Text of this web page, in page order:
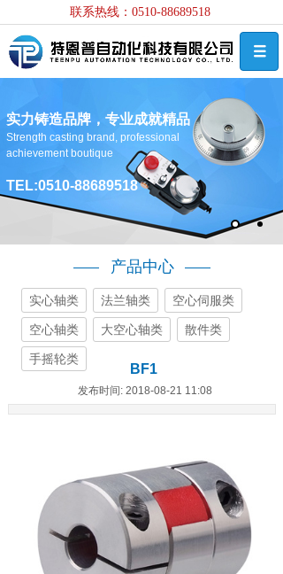
联系热线：0510-88689518
实力铸造品牌，专业成就精品
Strength casting brand, professional
achievement boutique
TEL:0510-88689518
产品中心
实心轴类 法兰轴类 空心伺服类
空心轴类 大空心轴类 散件类
手摇轮类
BF1
发布时间: 2018-08-21 11:08